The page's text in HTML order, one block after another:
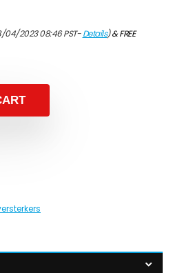
2023 08:46 PST-Details)&FREE